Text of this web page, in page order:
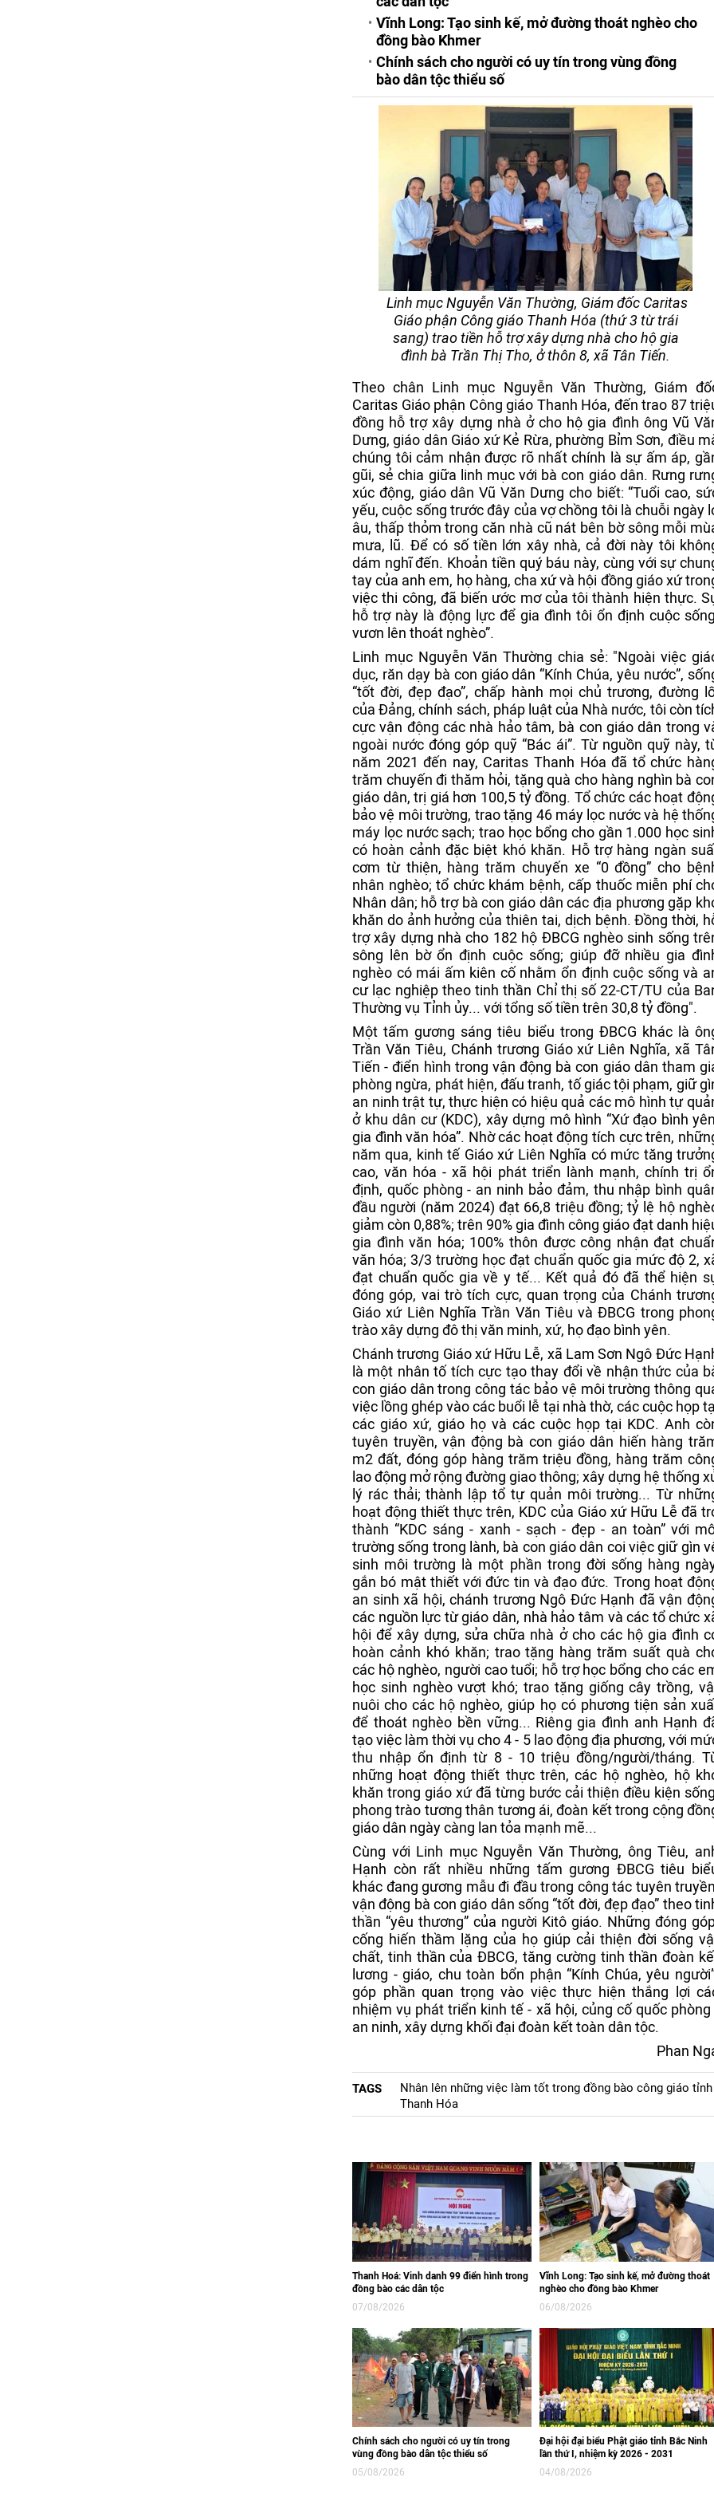
Vĩnh Long: Tạo sinh kế, mở đường thoát nghèo cho
đồng bào Khmer
Chính sách cho người có uy tín trong vùng đồng
bào dân tộc thiểu số
Linh mục Nguyễn Văn Thường, Giám đốc Caritas
Giáo phận Công giáo Thanh Hóa (thứ 3 từ trái
sang) trao tiền hỗ trợ xây dựng nhà cho hộ gia
đình bà Trần Thị Tho, ở thôn 8, xã Tân Tiến.
Theo chân Linh mục Nguyễn Văn Thường, Giám
Caritas Giáo phận Công giáo Thanh Hóa, đến trao 87
đồng hỗ trợ xây dựng nhà ở cho hộ gia đình ông Vũ
Dưng, giáo dân Giáo xứ Kẻ Rừa, phường Bỉm Sơn, điều
chúng tôi cảm nhận được rõ nhất chính là sự ấm áp,
gũi, sẻ chia giữa linh mục với bà con giáo dân. Rưng
xúc động, giáo dân Vũ Văn Dưng cho biết: “Tuổi cao,
yếu, cuộc sống trước đây của vợ chồng tôi là chuỗi ngày
âu, thấp thỏm trong căn nhà cũ nát bên bờ sông mỗi
mưa, lũ. Để có số tiền lớn xây nhà, cả đời này tôi
dám nghĩ đến. Khoản tiền quý báu này, cùng với sự
tay của anh em, họ hàng, cha xứ và hội đồng giáo xứ
việc thi công, đã biến ước mơ của tôi thành hiện thực.
hỗ trợ này là động lực để gia đình tôi ổn định cuộc
vươn lên thoát nghèo”.
Linh mục Nguyễn Văn Thường chia sẻ: "Ngoài việc
dục, răn dạy bà con giáo dân “Kính Chúa, yêu nước”,
“tốt đời, đẹp đạo”, chấp hành mọi chủ trương, đường
của Đảng, chính sách, pháp luật của Nhà nước, tôi còn
cực vận động các nhà hảo tâm, bà con giáo dân trong
ngoài nước đóng góp quỹ “Bác ái”. Từ nguồn quỹ này,
năm 2021 đến nay, Caritas Thanh Hóa đã tổ chức
trăm chuyến đi thăm hỏi, tặng quà cho hàng nghìn bà
giáo dân, trị giá hơn 100,5 tỷ đồng. Tổ chức các hoạt
bảo vệ môi trường, trao tặng 46 máy lọc nước và hệ
máy lọc nước sạch; trao học bổng cho gần 1.000 học
có hoàn cảnh đặc biệt khó khăn. Hỗ trợ hàng ngàn
cơm từ thiện, hàng trăm chuyến xe “0 đồng” cho
nhân nghèo; tổ chức khám bệnh, cấp thuốc miễn phí
Nhân dân; hỗ trợ bà con giáo dân các địa phương gặp
khăn do ảnh hưởng của thiên tai, dịch bệnh. Đồng thời,
trợ xây dựng nhà cho 182 hộ ĐBCG nghèo sinh sống
sông lên bờ ổn định cuộc sống; giúp đỡ nhiều gia
nghèo có mái ấm kiên cố nhằm ổn định cuộc sống và
cư lạc nghiệp theo tinh thần Chỉ thị số 22-CT/TU của
Thường vụ Tỉnh ủy... với tổng số tiền trên 30,8 tỷ đồng".
Một tấm gương sáng tiêu biểu trong ĐBCG khác là
Trần Văn Tiêu, Chánh trương Giáo xứ Liên Nghĩa, xã
Tiến - điển hình trong vận động bà con giáo dân tham
phòng ngừa, phát hiện, đấu tranh, tố giác tội phạm, giữ
an ninh trật tự, thực hiện có hiệu quả các mô hình tự
ở khu dân cư (KDC), xây dựng mô hình “Xứ đạo bình
gia đình văn hóa”. Nhờ các hoạt động tích cực trên,
năm qua, kinh tế Giáo xứ Liên Nghĩa có mức tăng
cao, văn hóa - xã hội phát triển lành mạnh, chính trị
định, quốc phòng - an ninh bảo đảm, thu nhập bình
đầu người (năm 2024) đạt 66,8 triệu đồng; tỷ lệ hộ
giảm còn 0,88%; trên 90% gia đình công giáo đạt danh
gia đình văn hóa; 100% thôn được công nhận đạt
văn hóa; 3/3 trường học đạt chuẩn quốc gia mức độ 2,
đạt chuẩn quốc gia về y tế... Kết quả đó đã thể hiện
đóng góp, vai trò tích cực, quan trọng của Chánh
Giáo xứ Liên Nghĩa Trần Văn Tiêu và ĐBCG trong
trào xây dựng đô thị văn minh, xứ, họ đạo bình yên.
Chánh trương Giáo xứ Hữu Lễ, xã Lam Sơn Ngô Đức
là một nhân tố tích cực tạo thay đổi về nhận thức của
con giáo dân trong công tác bảo vệ môi trường thông
việc lồng ghép vào các buổi lễ tại nhà thờ, các cuộc họp
các giáo xứ, giáo họ và các cuộc họp tại KDC. Anh
tuyên truyền, vận động bà con giáo dân hiến hàng
m2 đất, đóng góp hàng trăm triệu đồng, hàng trăm
lao động mở rộng đường giao thông; xây dựng hệ thống
lý rác thải; thành lập tổ tự quản môi trường... Từ
hoạt động thiết thực trên, KDC của Giáo xứ Hữu Lễ đã
thành “KDC sáng - xanh - sạch - đẹp - an toàn” với
trường sống trong lành, bà con giáo dân coi việc giữ gìn
sinh môi trường là một phần trong đời sống hàng
gắn bó mật thiết với đức tin và đạo đức. Trong hoạt
an sinh xã hội, chánh trương Ngô Đức Hạnh đã vận
các nguồn lực từ giáo dân, nhà hảo tâm và các tổ chức
hội để xây dựng, sửa chữa nhà ở cho các hộ gia đình
hoàn cảnh khó khăn; trao tặng hàng trăm suất quà
các hộ nghèo, người cao tuổi; hỗ trợ học bổng cho các
học sinh nghèo vượt khó; trao tặng giống cây trồng,
nuôi cho các hộ nghèo, giúp họ có phương tiện sản
để thoát nghèo bền vững... Riêng gia đình anh Hạnh
tạo việc làm thời vụ cho 4 - 5 lao động địa phương, với
thu nhập ổn định từ 8 - 10 triệu đồng/người/tháng.
những hoạt động thiết thực trên, các hộ nghèo, hộ
khăn trong giáo xứ đã từng bước cải thiện điều kiện
phong trào tương thân tương ái, đoàn kết trong cộng
giáo dân ngày càng lan tỏa mạnh mẽ...
Cùng với Linh mục Nguyễn Văn Thường, ông Tiêu,
Hạnh còn rất nhiều những tấm gương ĐBCG tiêu
khác đang gương mẫu đi đầu trong công tác tuyên
vận động bà con giáo dân sống “tốt đời, đẹp đạo” theo
thần “yêu thương” của người Kitô giáo. Những đóng
cống hiến thầm lặng của họ giúp cải thiện đời sống
chất, tinh thần của ĐBCG, tăng cường tinh thần đoàn
lương - giáo, chu toàn bổn phận “Kính Chúa, yêu
góp phần quan trọng vào việc thực hiện thắng lợi
nhiệm vụ phát triển kinh tế - xã hội, củng cố quốc phòng
an ninh, xây dựng khối đại đoàn kết toàn dân tộc.
Phan
TAGS
Nhân lên những việc làm tốt trong đồng bào công giáo tỉnh
Thanh Hóa
Thanh Hoá: Vinh danh 99 điển hình trong
đồng bào các dân tộc
07/08/2026
Vĩnh Long: Tạo sinh kế, mở đường thoát
nghèo cho đồng bào Khmer
06/08/2026
Chính sách cho người có uy tín trong
vùng đồng bào dân tộc thiểu số
05/08/2026
Đại hội đại biểu Phật giáo tỉnh Bắc Ninh
lần thứ I, nhiệm kỳ 2026 - 2031
04/08/2026